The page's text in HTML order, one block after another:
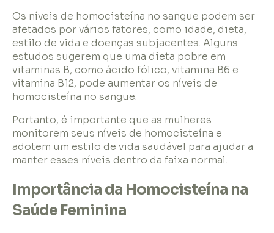
Os níveis de homocisteína no sangue podem ser
afetados por vários fatores, como idade, dieta,
estilo de vida e doenças subjacentes. Alguns
estudos sugerem que uma dieta pobre em
vitaminas B, como ácido fólico, vitamina B6 e
vitamina B12, pode aumentar os níveis de
homocisteína no sangue.
Portanto, é importante que as mulheres
monitorem seus níveis de homocisteína e
adotem um estilo de vida saudável para ajudar a
manter esses níveis dentro da faixa normal.
Importância da Homocisteína na
Saúde Feminina